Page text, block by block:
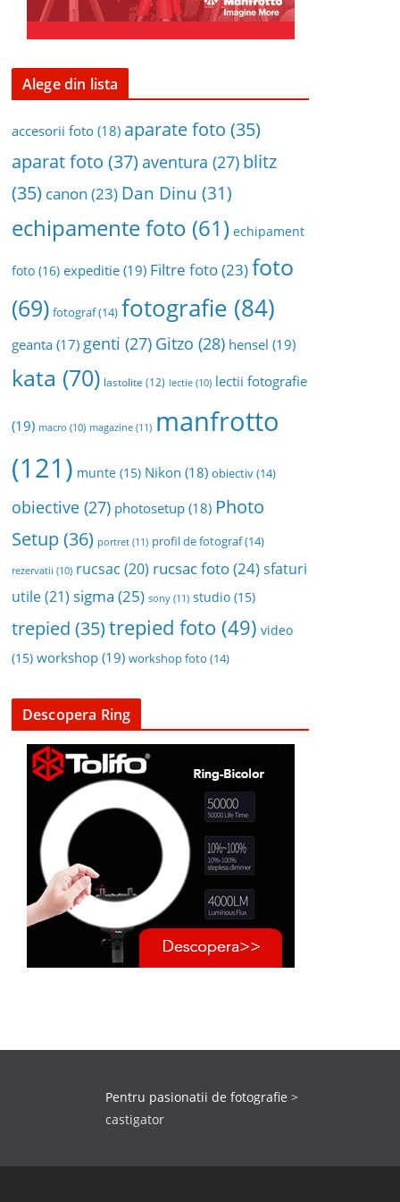
Alege din lista
accesorii foto (18) aparate foto (35)
aparat foto (37) aventura (27) blitz
(35) canon (23) Dan Dinu (31)
echipamente foto (61) echipament
foto (16) expeditie (19) Filtre foto(23)foto
(69) fotograf(14) fotografie (84)
geanta (17) genti (27) Gitzo (28) hensel (19)
kata (70) lastolite (12) lectie (10) lectii fotografie
(19) macro (10) magazine (11) manfrotto
(121) munte (15) Nikon (18) obiectiv(14)
obiective (27) photosetup (18) Photo
Setup(36) portret (11) profil de fotograf(14)
rezervatii (10) rucsac (20) rucsac foto(24)sfaturi
utile(21) sigma (25) sony (11) studio (15)
trepied (35)trepied foto (49) video
(15) workshop (19) workshop foto (14)
Descopera Ring
Pentru pasionatii de fotografie >
castigator